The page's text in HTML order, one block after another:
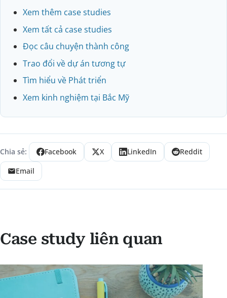
Xem thêm case studies
Xem tất cả case studies
Đọc câu chuyện thành công
Trao đổi về dự án tương tự
Tìm hiểu về Phát triển
Xem kinh nghiệm tại Bắc Mỹ
Chia sẻ: Facebook X LinkedIn
Reddit
Email
Case study liên quan